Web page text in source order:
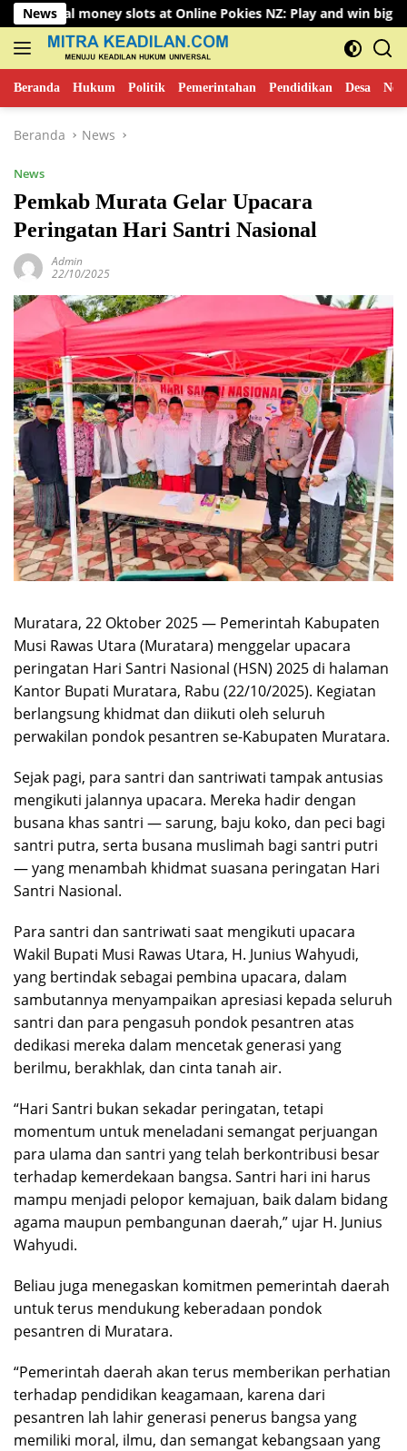
Langsung
ke
konten
Newsslots at Online Pokies NZ: Play and win big Step
Beranda Hukum Politik Pemerintahan Pendidikan Desa
Beranda News
News
Pemkab Murata Gelar Upacara
Peringatan Hari Santri Nasional
Admin
22/10/2025
Muratara, 22 Oktober 2025 — Pemerintah Kabupaten
Musi Rawas Utara (Muratara) menggelar upacara
peringatan Hari Santri Nasional (HSN) 2025 di halaman
Kantor Bupati Muratara, Rabu (22/10/2025). Kegiatan
berlangsung khidmat dan diikuti oleh seluruh
perwakilan pondok pesantren se-Kabupaten Muratara.
Sejak pagi, para santri dan santriwati tampak antusias
mengikuti jalannya upacara. Mereka hadir dengan
busana khas santri — sarung, baju koko, dan peci bagi
santri putra, serta busana muslimah bagi santri putri
— yang menambah khidmat suasana peringatan Hari
Santri Nasional.
Para santri dan santriwati saat mengikuti upacara
Wakil Bupati Musi Rawas Utara, H. Junius Wahyudi,
yang bertindak sebagai pembina upacara, dalam
sambutannya menyampaikan apresiasi kepada seluruh
santri dan para pengasuh pondok pesantren atas
dedikasi mereka dalam mencetak generasi yang
berilmu, berakhlak, dan cinta tanah air.
“Hari Santri bukan sekadar peringatan, tetapi
momentum untuk meneladani semangat perjuangan
para ulama dan santri yang telah berkontribusi besar
terhadap kemerdekaan bangsa. Santri hari ini harus
mampu menjadi pelopor kemajuan, baik dalam bidang
agama maupun pembangunan daerah,” ujar H. Junius
Wahyudi.
Beliau juga menegaskan komitmen pemerintah daerah
untuk terus mendukung keberadaan pondok
pesantren di Muratara.
“Pemerintah daerah akan terus memberikan perhatian
terhadap pendidikan keagamaan, karena dari
pesantren lah lahir generasi penerus bangsa yang
memiliki moral, ilmu, dan semangat kebangsaan yang